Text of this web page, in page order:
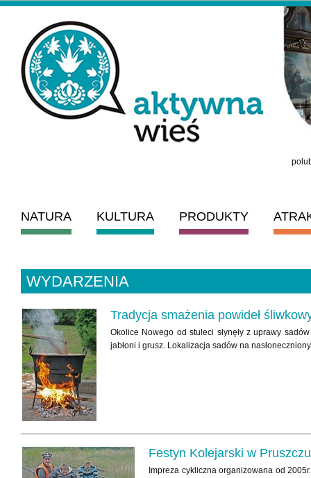
NATURA KULTURA PRODUKTY
WYDARZENIA
Tradycja smażenia powideł
Okolice Nowego od stuleci słynęły z uprawy
jabłoni i grusz. Lokalizacja sadów na
Festyn Kolejarski w Pruszczu
Impreza cykliczna organizowana od